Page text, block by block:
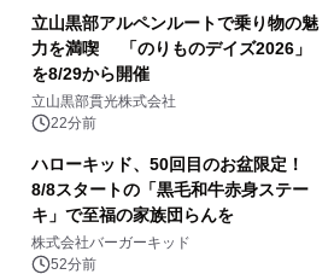
立山黒部アルペンルートで乗り物の魅
力を満喫 「のりものデイズ2026」
を8/29から開催
立山黒部貫光株式会社
22分前
ハローキッド、50回目のお盆限定！
8/8スタートの「黒毛和牛赤身ステー
キ」で至福の家族団らんを
株式会社バーガーキッド
52分前